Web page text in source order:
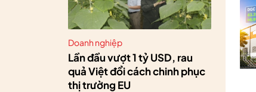
Doanh nghiệp
Lần đầu vượt 1 tỷ USD, rau
quả Việt đổi cách chinh phục
thị trường EU